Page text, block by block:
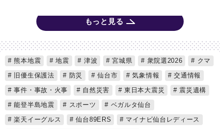
もっと見る
熊本地震 地震 津波 宮城県 衆院選2026
クマ
旧優生保護法
防災 仙台市 気象情報
交通情報
事件・事故・火事
自然災害 東日本大震災
震災遺構
能登半島地震
スポーツ
ベガルタ仙台
楽天イーグルス
仙台89ERS
マイナビ仙台レディース